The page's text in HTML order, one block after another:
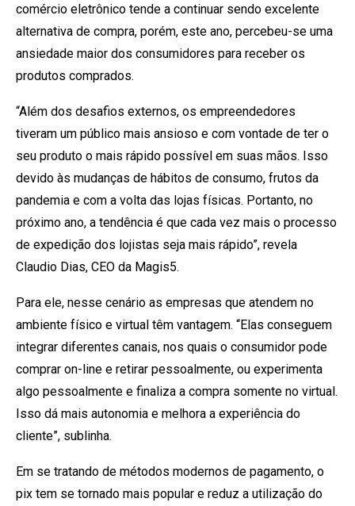
comércio eletrônico tende a continuar sendo excelente
alternativa de compra, porém, este ano, percebeu-se uma
ansiedade maior dos consumidores para receber os
produtos comprados.
“Além dos desafios externos, os empreendedores
tiveram um público mais ansioso e com vontade de ter o
seu produto o mais rápido possível em suas mãos. Isso
devido às mudanças de hábitos de consumo, frutos da
pandemia e com a volta das lojas físicas. Portanto, no
próximo ano, a tendência é que cada vez mais o processo
de expedição dos lojistas seja mais rápido”, revela
Claudio Dias, CEO da Magis5.
Para ele, nesse cenário as empresas que atendem no
ambiente físico e virtual têm vantagem. “Elas conseguem
integrar diferentes canais, nos quais o consumidor pode
comprar on-line e retirar pessoalmente, ou experimenta
algo pessoalmente e finaliza a compra somente no virtual.
Isso dá mais autonomia e melhora a experiência do
cliente”, sublinha.
Em se tratando de métodos modernos de pagamento, o
pix tem se tornado mais popular e reduz a utilização do